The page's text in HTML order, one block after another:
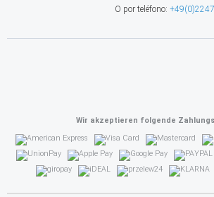
O por teléfono:
Wir akzeptieren folgende